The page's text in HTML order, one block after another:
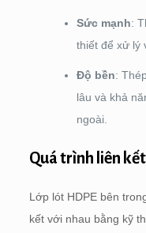
Sức mạnh:
thiết để xử lý
Độ bền:
lâu và khả
ngoài.
Quá trình liên kết
Lớp lót HDPE bên
kết với nhau bằng kỹ